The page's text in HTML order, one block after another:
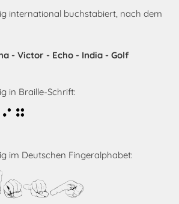
international buchstabiert, nach dem
- Victor - Echo - India - Golf
in Braille-Schrift:
im Deutschen Fingeralphabet: